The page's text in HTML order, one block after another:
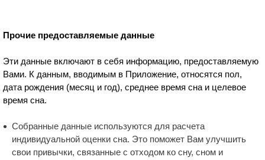
Прочие предоставляемые данные
Эти данные включают в себя информацию, предоставляемую
Вами. К данным, вводимым в Приложение, относятся пол,
дата рождения (месяц и год), среднее время сна и целевое
время сна.
Собранные данные используются для расчета
индивидуальной оценки сна. Это поможет Вам улучшить
свои привычки, связанные с отходом ко сну, сном и